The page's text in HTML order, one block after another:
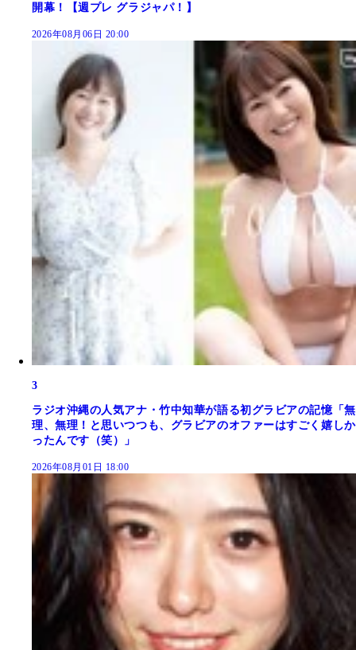
開幕！【週プレ グラジャパ！】
2026年08月06日 20:00
3
ラジオ沖縄の人気アナ・竹中知華が語る初グラビアの記憶「無
理、無理！と思いつつも、グラビアのオファーはすごく嬉しか
ったんです（笑）」
2026年08月01日 18:00